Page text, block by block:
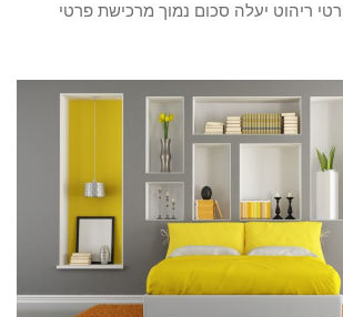
ריהוט יעלה סכום נמוך מרכישת פרטי